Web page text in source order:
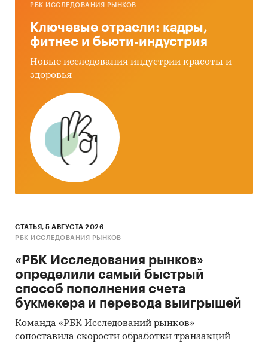
РБК ИССЛЕДОВАНИЯ РЫНКОВ
Ключевые отрасли: кадры,
фитнес и бьюти-индустрия
Новые исследования индустрии красоты и
здоровья
СТАТЬЯ, 5 АВГУСТА 2026
РБК ИССЛЕДОВАНИЯ РЫНКОВ
«РБК Исследования рынков»
определили самый быстрый
способ пополнения счета
букмекера и перевода выигрышей
Команда «РБК Исследований рынков»
сопоставила скорости обработки транзакций